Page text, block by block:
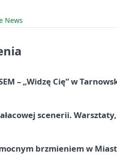
News
– „Widzę Cię” w
scenerii.
brzmieniem w